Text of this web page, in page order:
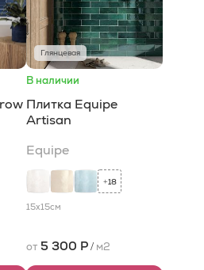
Глянцевая
В наличии
Плитка Equipe
Artisan
Equipe
+18
15x15см
от 5 300 Р/ м2